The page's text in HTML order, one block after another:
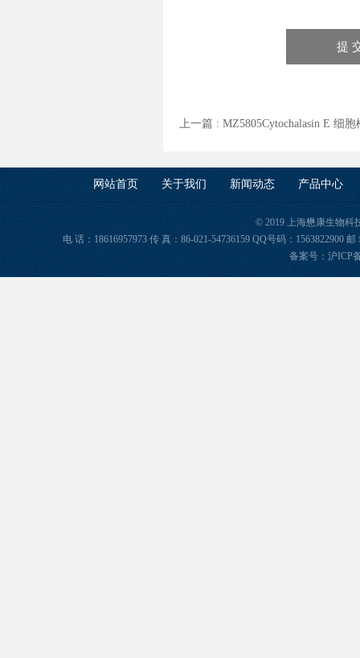
上一篇 : MZ5805Cytochalasin E 细
网站首页 关于我们 新闻动态 产品中心
© 2019 上海懋康生物科
电 话：18616957973 传 真：86-021-54736159 QQ号码：1563822900
备案号： 沪ICP